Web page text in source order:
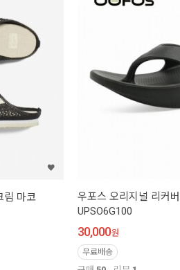
림 마코
우포스 오리지널 리커
UPSO6G100
30,000원
무료배송